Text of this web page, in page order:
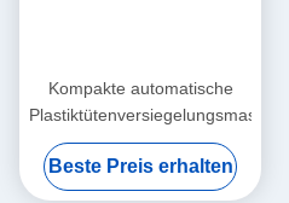
Kompakte automatische
Plastiktütenversiegelungsmaschine
Beste Preis erhalten